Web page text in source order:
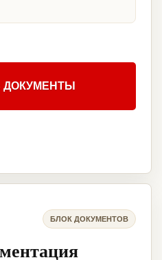
ДОКУМЕНТЫ
БЛОК ДОКУМЕНТОВ